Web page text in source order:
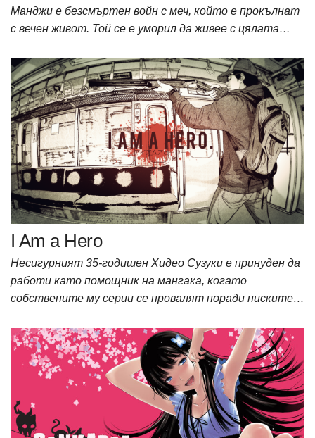
Манджи е безсмъртен войн с меч, който е прокълнат
с вечен живот. Той се е уморил да живее с цялата…
I Am a Hero
Несигурният 35-годишен Хидео Сузуки е принуден да
работи като помощник на мангака, когато
собствените му серии се провалят поради ниските…